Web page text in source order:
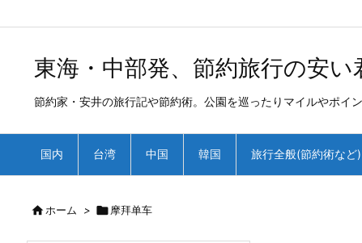
東海・中部発、節約旅行の安い
節約家・安井の旅行記や節約術。公園を巡ったりマイルやポイ
国内 台湾 中国 韓国 旅行全般(節約術など)
ホーム > 摩拜单车